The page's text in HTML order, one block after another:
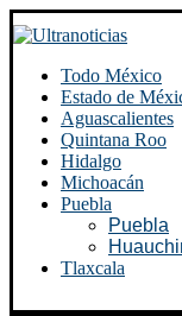
Todo México
Estado de
Aguascalientes
Quintana Roo
Hidalgo
Michoacán
Puebla
Puebla
Tlaxcala